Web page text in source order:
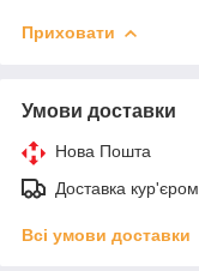
Приховати
Умови доставки
Нова Пошта
Доставка кур'єром
Всі умови доставки